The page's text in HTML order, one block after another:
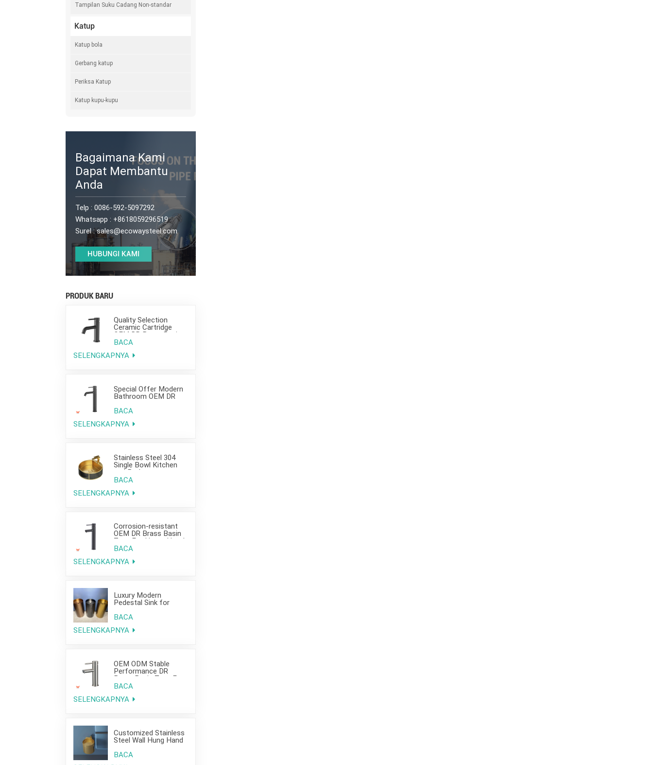
Tampilan Suku Cadang Non-standar
Katup
Katup bola
Gerbang katup
Periksa Katup
Katup kupu-kupu
Bagaimana Kami
Dapat Membantu
Anda
Telp : 0086-592-5097292
Whatsapp : +8618059296519
Surel :sales@ecowaysteel.com
HUBUNGI KAMI
PRODUK BARU
Quality Selection
Ceramic Cartridge
OEM DR Brass Basin
Taps For Home Hotel
BACA
SELENGKAPNYA
Special Offer Modern
Bathroom OEM DR
Home Hotel Project
BACA
SELENGKAPNYA
Stainless Steel 304
Single Bowl Kitchen
and Bathroom
Countertop Sink
BACA
SELENGKAPNYA
Corrosion-resistant
OEM DR Brass Basin
Taps For Home Hotel
Project Use
BACA
SELENGKAPNYA
Luxury Modern
Pedestal Sink for
BACA
SELENGKAPNYA
OEM ODM Stable
Performance DR
Brass Basin Taps For
Home Hotel Project
BACA
SELENGKAPNYA
Customized Stainless
Steel Wall Hung Hand
Bathroom
BACA